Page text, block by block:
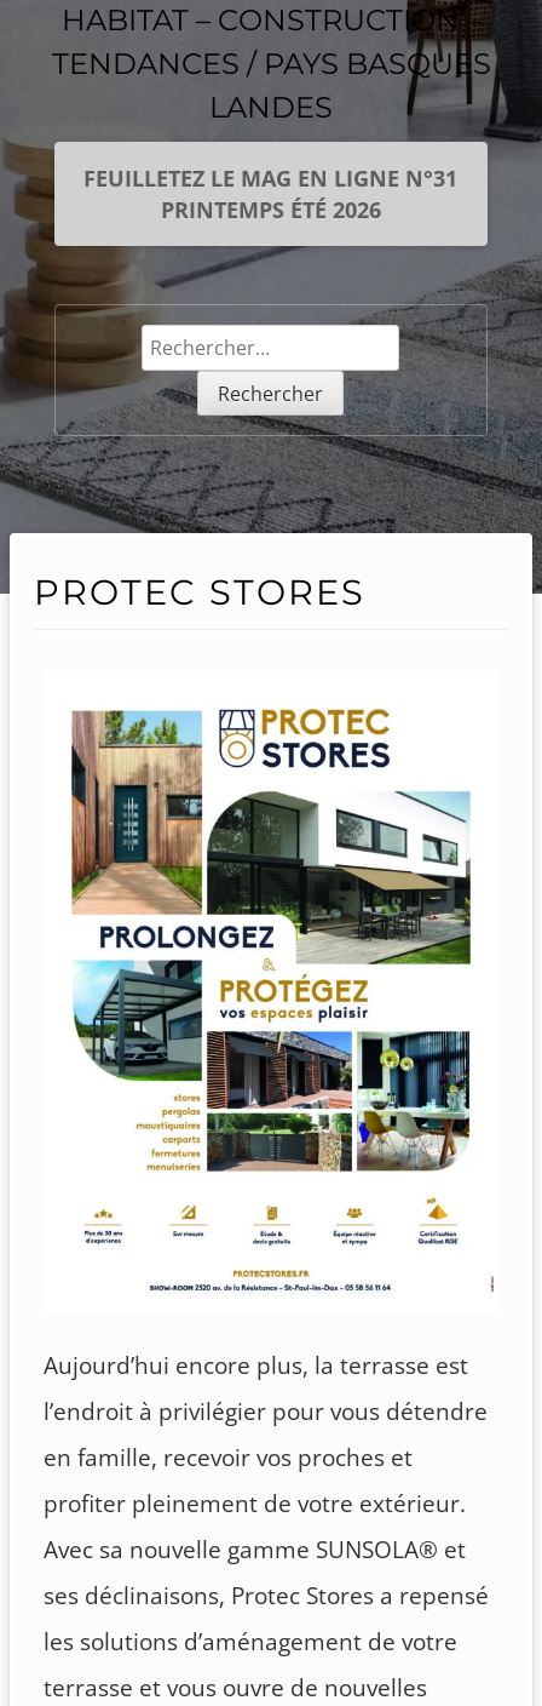
HABITAT – CONSTRUCTION –
TENDANCES / PAYS BASQUES
LANDES
FEUILLETEZ LE MAG EN LIGNE N°31
PRINTEMPS ÉTÉ 2026
Rechercher :
PROTEC STORES
Aujourd’hui encore plus, la terrasse est
l’endroit à privilégier pour vous détendre
en famille, recevoir vos proches et
profiter pleinement de votre extérieur.
Avec sa nouvelle gamme SUNSOLA® et
ses déclinaisons, Protec Stores a repensé
les solutions d’aménagement de votre
terrasse et vous ouvre de nouvelles